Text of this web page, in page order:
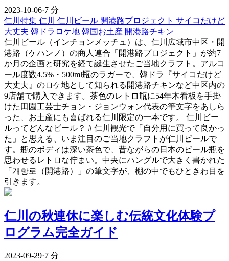
2023-10-06·7 分
仁川特集 仁川 仁川ビール 開港路プロジェクト サイコだけど
大丈夫 韓ドラロケ地 韓国お土産 開港路チキン
仁川ビール（インチョンメッチュ）は、仁川広域市中区・開
港路（ケハンノ）の商人連合「開港路プロジェクト」が約7
か月の企画と研究を経て誕生させたご当地クラフト。アルコ
ール度数4.5%・500ml瓶のラガーで、韓ドラ『サイコだけど
大丈夫』のロケ地として知られる開港路チキンなど中区内の
9店舗で購入できます。茶色のレトロ瓶に54年木看板を手掛
けた田園工芸士チョン・ジョンウォン代表の筆文字をあしら
った、お土産にも喜ばれる仁川限定の一本です。 仁川ビー
ルってどんなビール？ # 仁川観光で「自分用に買って良かっ
た」と思える、いま注目のご当地クラフトが仁川ビールで
す。瓶のボディは深い茶色で、昔ながらの日本のビール瓶を
思わせるレトロな佇まい。中央にハングルで大きく書かれた
「개항로（開港路）」の筆文字が、棚の中でもひときわ目を
引きます。
仁川の秋連休に楽しむ伝統文化体験プ
ログラム完全ガイド
2023-09-29·7 分